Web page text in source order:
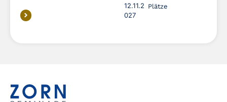
12.11.2
027
Plätze